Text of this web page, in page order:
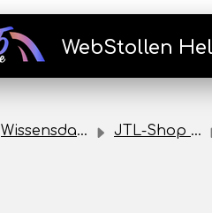
WebStollen
Wissensdatenbank JTL-Shop Plugins